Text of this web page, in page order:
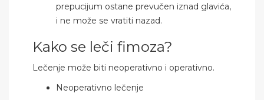
prepucijum ostane prevučen iznad glavića,
i ne može se vratiti nazad.
Kako se leči fimoza?
Lečenje može biti neoperativno i operativno.
Neoperativno lečenje